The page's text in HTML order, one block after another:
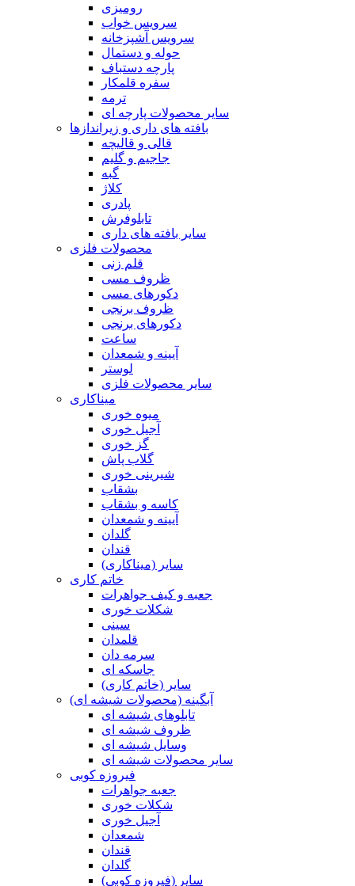
رومیزی
سرویس خواب
سرویس آشپزخانه
حوله و دستمال
پارچه دستباف
سفره قلمکار
ترمه
سایر محصولات پارچه ای
بافته های داری و زیراندازها
قالی و قالیچه
جاجیم و گلیم
گبه
کلاژ
پادری
تابلوفرش
سایر بافته های داری
محصولات فلزی
قلم زنی
ظروف مسی
دکورهای مسی
ظروف برنجی
دکورهای برنجی
ساعت
آیینه و شمعدان
لوستر
سایر محصولات فلزی
میناکاری
میوه خوری
آجیل خوری
گز خوری
گلاب پاش
شیرینی خوری
بشقاب
کاسه و بشقاب
آیینه و شمعدان
گلدان
قندان
سایر (میناکاری)
خاتم کاری
جعبه و کیف جواهرات
شکلات خوری
سینی
قلمدان
سرمه دان
جاسکه ای
سایر (خاتم کاری)
آبگینه (محصولات شیشه ای)
تابلوهای شیشه ای
ظروف شیشه ای
وسایل شیشه ای
سایر محصولات شیشه ای
فیروزه کوبی
جعبه جواهرات
شکلات خوری
آجیل خوری
شمعدان
قندان
گلدان
سایر (فیروزه کوبی)